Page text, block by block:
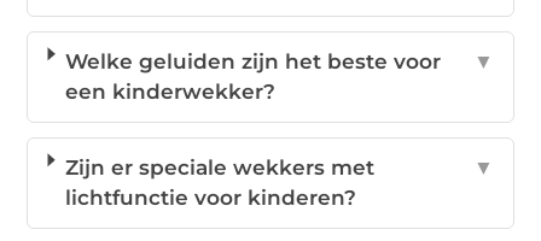
Welke geluiden zijn het beste voor
een kinderwekker?
▼
Zijn er speciale wekkers met
lichtfunctie voor kinderen?
▼